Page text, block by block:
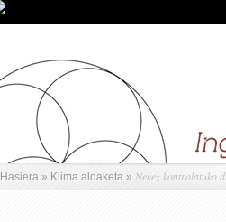
Hasiera » Klima aldaketa » Nekez kontrolatuko